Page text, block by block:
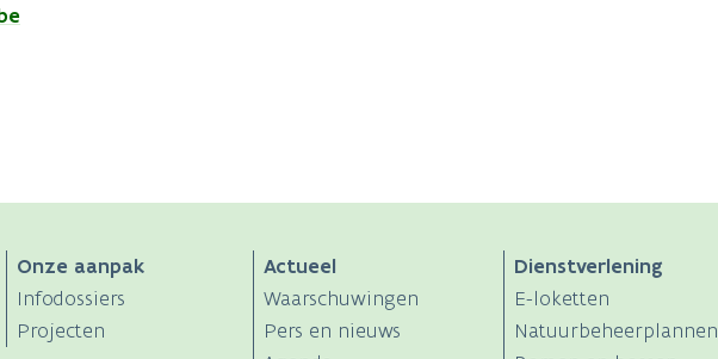
Onze aanpak
Infodossiers
Projecten
Actueel
Waarschuwingen
Pers en nieuws
Dienstverlening
E-loketten
Natuurbeheerplannen